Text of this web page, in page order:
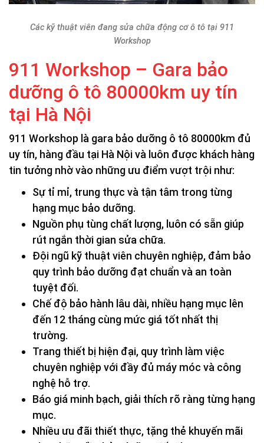
Các kỹ thuật viên đang sửa chữa động cơ ô tô tại 911
Workshop
911 Workshop – Gara bảo
dưỡng ô tô 80000km uy tín
tại Hà Nội
911 Workshop là gara bảo dưỡng ô tô 80000km đủ
uy tín, hàng đầu tại Hà Nội và luôn được khách hàng
tin tưởng nhờ vào những ưu điểm vượt trội như:
Sự tỉ mỉ, trung thực và tận tâm trong từng
hạng mục bảo dưỡng.
Nguồn phụ tùng chất lượng, luôn có sẵn giúp
rút ngắn thời gian sửa chữa.
Đội ngũ kỹ thuật viên chuyên nghiệp, đảm bảo
quy trình bảo dưỡng đạt chuẩn và an toàn
tuyệt đối.
Chế độ bảo hành lâu dài, nhiều hạng mục lên
đến 12 tháng cùng mức giá tốt nhất thị
trường.
Trang thiết bị hiện đại, quy trình làm việc
chuyên nghiệp với đầy đủ máy móc và công
nghệ hỗ trợ.
Báo giá minh bạch, giải thích rõ ràng từng hạng
mục.
Nhiều ưu đãi thiết thực, tặng thẻ khuyến mãi